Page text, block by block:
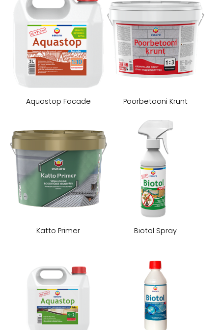
Aquastop Facade Poorbetooni Krunt
Katto Primer Biotol Spray